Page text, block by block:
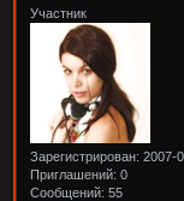
Участник
Зарегистрирован: 2007-
Приглашений: 0
Сообщений: 55